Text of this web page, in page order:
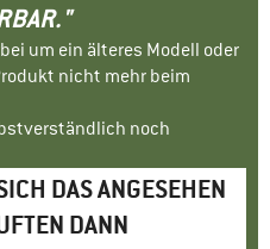
um ein älteres Modell oder
nicht mehr beim
noch
DAS ANGESEHEN
DANN